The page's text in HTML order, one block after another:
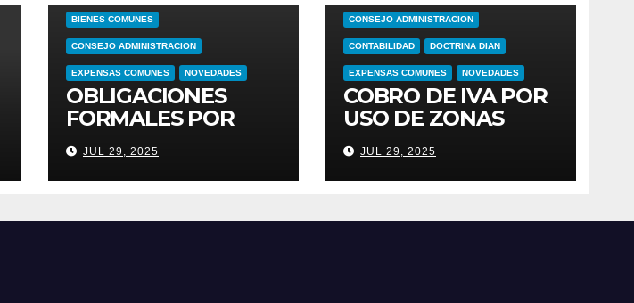
BIENES COMUNES
CONSEJO ADMINISTRACION
EXPENSAS COMUNES NOVEDADES
OBLIGACIONES
FORMALES POR
SERVICIOS
GRAVADOS CON IVA
POR USO ZONAS
JUL 29, 2025
CONSEJO ADMINISTRACION
CONTABILIDAD DOCTRINA DIAN
EXPENSAS COMUNES NOVEDADES
COBRO DE IVA POR
USO DE ZONAS
COMUNES EN
CONJUNTOS
RESIDENCIALES
JUL 29, 2025